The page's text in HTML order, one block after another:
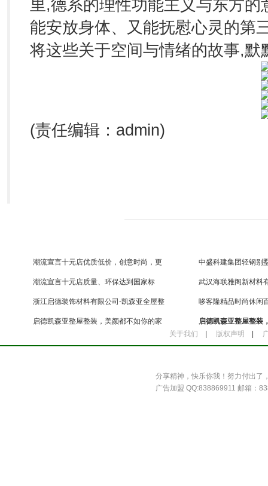
里,德系的理性功能主义与东方
能安放身体、又能抚慰心灵的第
将这些关于空间与情绪的故事,默
(责任编辑：admin)
潮流宣言十元店优质低价，创意时尚，更
多新
中盛科建集团轻钢别
间
潮流宣言十元店质量、环保达到国家标
准，更
武汉海联雅阁新材料
策打
浙江启德装饰材料有限公司-凯森亚全屋整
装
哆客隆精品时尚休闲
元市
启德凯森亚整屋整装，美颜都不如你的家
启德凯森亚整屋整装
关于我们 版权声明
分享精神，快乐你我！努力付出了
广告加盟 QQ:838869911 邮箱：